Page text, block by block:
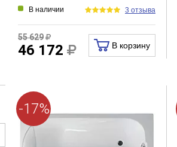
В наличии 3 отзыва
55 629
46 172 В корзину
-17%